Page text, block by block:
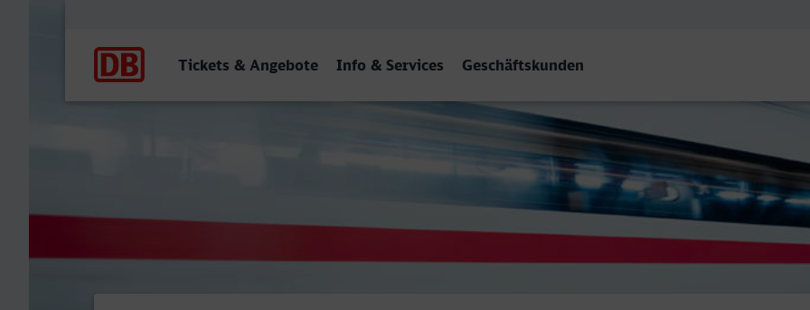
Tickets & Angebote Info & Services Geschäftskunden
Langenhagen Mitte - Minden (Westf)